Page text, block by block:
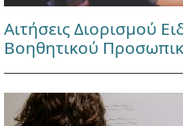
Αιτήσεις Διορισμού
Βοηθητικού